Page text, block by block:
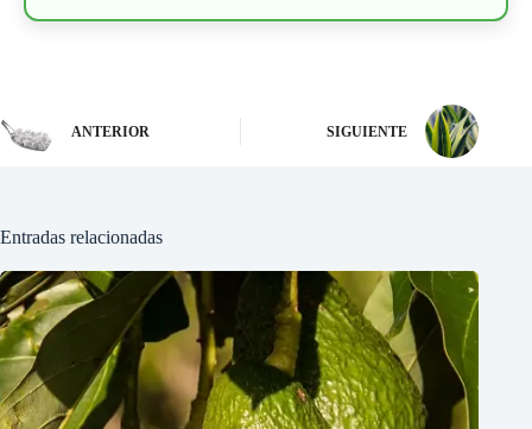
ANTERIOR SIGUIENTE
Entradas relacionadas